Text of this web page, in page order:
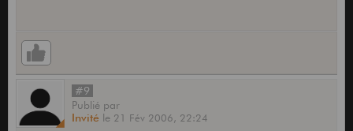
#9
Publié par
Invité le 21 Fév 2006, 22:24